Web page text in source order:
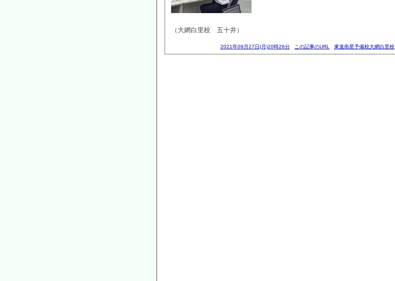
（大網白里校 五十井）
2021年09月27日(月)20時26分 この記事のURL 東進衛星予備校大網白里校